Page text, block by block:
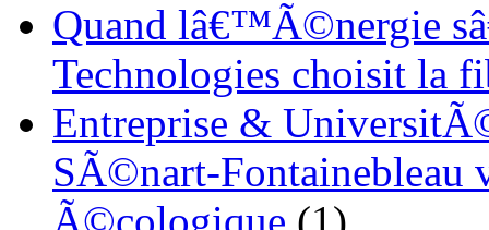
Quand lâ€™Ã©nergie
Technologies choisit la
Entreprise &
SÃ©nart-Fontainebleau